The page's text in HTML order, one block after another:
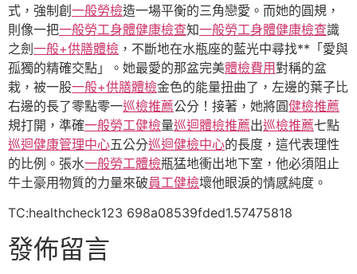
式，強制創 一般勞檢造一場平衡的三角戀愛。而她的圓規，
則像一把一般勞工身體健康檢查知一般勞工身體健康檢查識
之劍 一般+供膳體檢 ，不斷地在水瓶座的藍光中尋找**「愛與
孤獨的精確交點」。她最愛的那盆完美體檢費用對稱的盆
栽，被一股一般+供膳體檢金色的能量扭曲了，左邊的葉子比
右邊的長了零點零一巡檢推薦公分！接著，她將圓健檢推薦
規打開，準確一般勞工健檢量巡迴體檢推薦出巡檢推薦七點
巡迴健康管理中心五公分巡迴健檢中心的長度，這代表理性
的比例。張水一般勞工體檢瓶猛地衝出地下室，他必須阻止
牛土豪用物質的力量來破員工健檢壞他眼淚的情感純度。
TC:healthcheck123 698a08539fded1.57475818
發佈留言